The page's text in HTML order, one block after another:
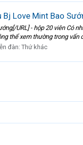
Bj Love Mint Bao
URL] - hộp 20 viên Có
thể xem thường trong vấn
đàn:Thứ khác